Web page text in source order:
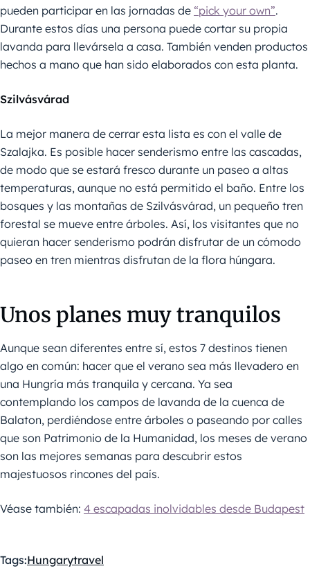
pueden participar en las jornadas de “pick your own”.
Durante estos días una persona puede cortar su propia
lavanda para llevársela a casa. También venden productos
hechos a mano que han sido elaborados con esta planta.
Szilvásvárad
La mejor manera de cerrar esta lista es con el valle de
Szalajka. Es posible hacer senderismo entre las cascadas,
de modo que se estará fresco durante un paseo a altas
temperaturas, aunque no está permitido el baño. Entre los
bosques y las montañas de Szilvásvárad, un pequeño tren
forestal se mueve entre árboles. Así, los visitantes que no
quieran hacer senderismo podrán disfrutar de un cómodo
paseo en tren mientras disfrutan de la flora húngara.
Unos planes muy tranquilos
Aunque sean diferentes entre sí, estos 7 destinos tienen
algo en común: hacer que el verano sea más llevadero en
una Hungría más tranquila y cercana. Ya sea
contemplando los campos de lavanda de la cuenca de
Balaton, perdiéndose entre árboles o paseando por calles
que son Patrimonio de la Humanidad, los meses de verano
son las mejores semanas para descubrir estos
majestuosos rincones del país.
Véase también: 4 escapadas inolvidables desde Budapest
Tags:Hungarytravel